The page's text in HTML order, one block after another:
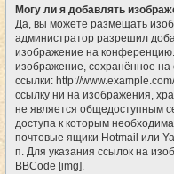
Могу ли я добавлять
Да, вы можете размещать
администратор разрешил
изображение на
изображение, сохранённое
ссылки: http://
ссылку ни на изображения,
не является общедоступным
доступа к которым
почтовые ящики Hotmail или
п. Для указания ссылок на
BBCode [img].